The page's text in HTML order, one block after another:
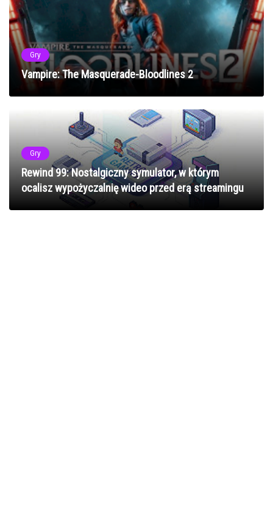
Gry
Vampire: The Masquerade-Bloodlines 2
Gry
Rewind 99: Nostalgiczny symulator, w którym
ocalisz wypożyczalnię wideo przed erą streamingu